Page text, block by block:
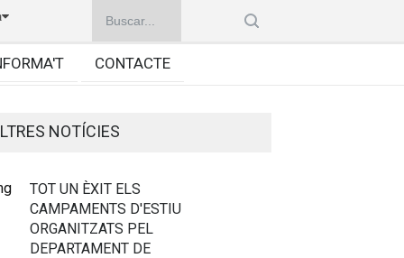
CONTACTE
NOTÍCIES
TOT UN ÈXIT ELS
CAMPAMENTS D'ESTIU
ORGANITZATS PEL
DEPARTAMENT DE